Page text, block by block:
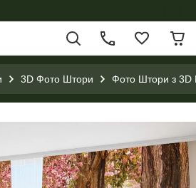
3D Фото Штори Фото Штори з 3D